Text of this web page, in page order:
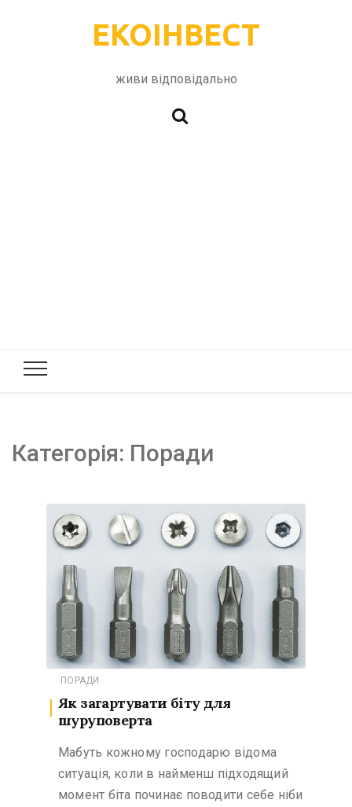
ЕКОІНВЕСТ
живи відповідально
Категорія: Поради
ПОРАДИ
Як загартувати біту для
шуруповерта
Мабуть кожному господарю відома
ситуація, коли в найменш підходящий
момент біта починає поводити себе ніби